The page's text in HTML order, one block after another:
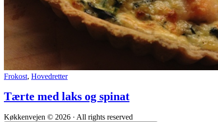
Tærte
laks
og
Frokost, Hovedretter
Tærte med laks og spinat
Køkkenvejen © 2026 · All rights reserved